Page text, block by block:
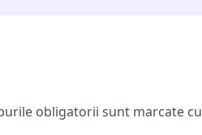
obligatorii sunt marcate cu